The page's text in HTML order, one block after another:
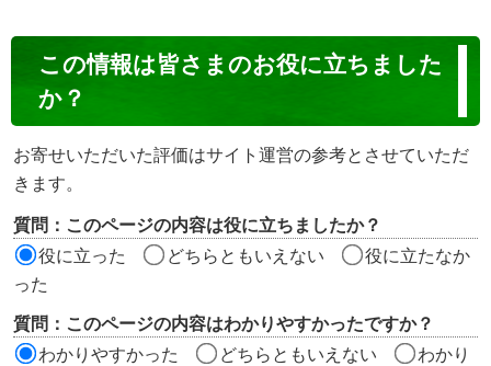
ン
ン
ツ
価
ア
この情報は皆さまのお役に立ちました
か？
お寄せいただいた評価はサイト運営の参考とさせていただ
きます。
質問：このページの内容は役に立ちましたか？
役に立った
どちらともいえない
役に立たなか
った
質問：このページの内容はわかりやすかったですか？
わかりやすかった
どちらともいえない
わかり